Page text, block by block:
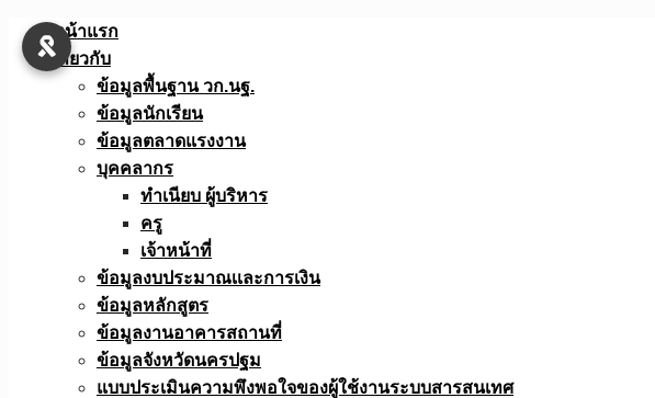
Skip
หน้าแรก
เกี่ยวกับ
ข้อมูลพื้นฐาน วก.นฐ.
ข้อมูลนักเรียน
ข้อมูลตลาดแรงงาน
บุคคลากร
ทำเนียบ ผู้บริหาร
ครู
เจ้าหน้าที่
ข้อมูลงบประมาณเเละการเงิน
ข้อมูลหลักสูตร
ข้อมูลงานอาคารสถานที่
ข้อมูลจังหวัดนครปฐม
แบบประเมินความพึงพอใจของผู้ใช้งานระบบสารสนเทศ